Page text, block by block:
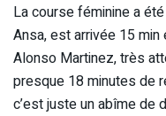
La course féminine a
Ansa, est arrivée 15
Alonso Martinez, très
presque 18 minutes de
c’est juste un abîme de